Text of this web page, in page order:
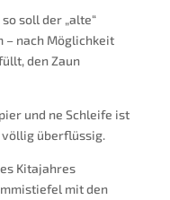
soll der „alte“
– nach Möglichkeit
den Zaun
und ne Schleife ist
völlig überflüssig.
Kitajahres
mit den